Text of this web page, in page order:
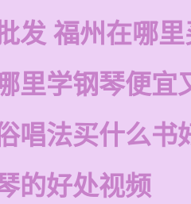
发 福州在哪
里学钢琴便宜
唱法买什么书
的好处视频